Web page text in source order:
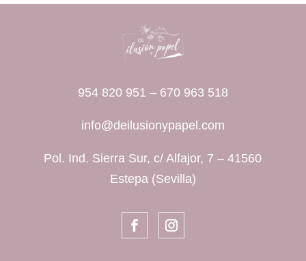
954 820 951 – 670 963 518
info@deilusionypapel.com
Pol. Ind. Sierra Sur, c/ Alfajor, 7 – 41560
Estepa (Sevilla)